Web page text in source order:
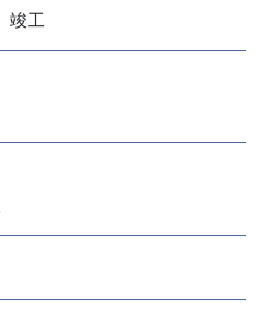
竣工